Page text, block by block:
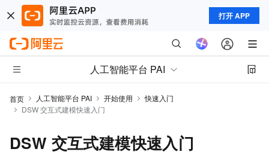
打开 APP
人工智能平台 PAI
首页 人工智能平台 PAI 开始使用
快速入门
DSW 交互式建模快速入门
DSW 交互式建模快速入门